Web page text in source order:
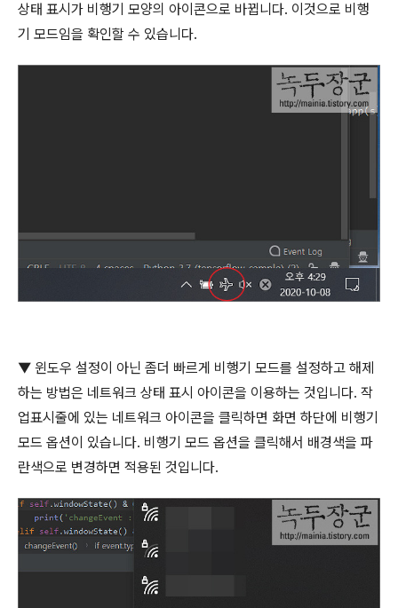
상태 표시가 비행기 모양의 아이콘으로 바뀝니다. 이것으로 비행
기 모드임을 확인할 수 있습니다.
▼ 윈도우 설정이 아닌 좀더 빠르게 비행기 모드를 설정하고 해제
하는 방법은 네트워크 상태 표시 아이콘을 이용하는 것입니다. 작
업표시줄에 있는 네트워크 아이콘을 클릭하면 화면 하단에 비행기
모드 옵션이 있습니다. 비행기 모드 옵션을 클릭해서 배경색을 파
란색으로 변경하면 적용된 것입니다.